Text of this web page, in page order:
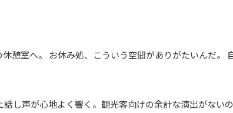
憩室へ。 お休み処、こういう空間がありがたいんだ。
し声が心地よく響く。観光客向けの余計な演出がない